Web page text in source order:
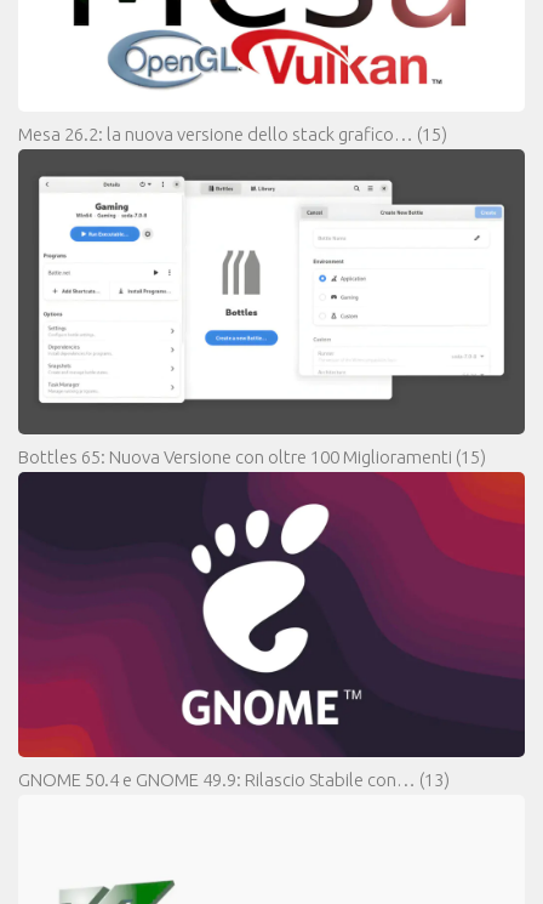
Mesa 26.2: la nuova versione dello stack grafico… (15)
Bottles 65: Nuova Versione con oltre 100 Miglioramenti (15)
GNOME 50.4 e GNOME 49.9: Rilascio Stabile con… (13)